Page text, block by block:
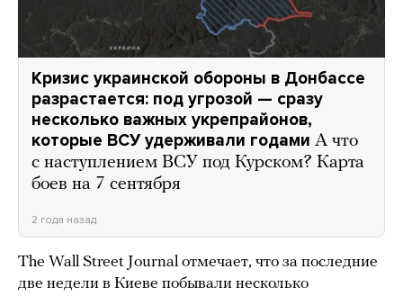
Кризис украинской обороны в Донбассе
разрастается: под угрозой — сразу
несколько важных укрепрайонов,
которые ВСУ удерживали годами А что
с наступлением ВСУ под Курском? Карта
боев на 7 сентября
2 года назад
The Wall Street Journal отмечает, что за последние
две недели в Киеве побывали несколько